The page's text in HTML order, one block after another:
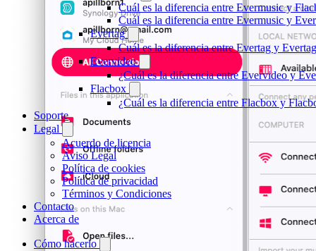
Cuál es la diferencia entre Evermusic y
Cuál es la diferencia entre Evermusic y
Evertag
Cuál es la diferencia entre Evertag y
Evervideo
¿Cuál es la diferencia entre Evervideo y
Flacbox
¿Cuál es la diferencia entre Flacbox y
Soporte
Legal
Acuerdo de licencia
Aviso Legal
Política de cookies
Política de privacidad
Términos y Condiciones
Contacto
Acerca de
Cómo hacerlo